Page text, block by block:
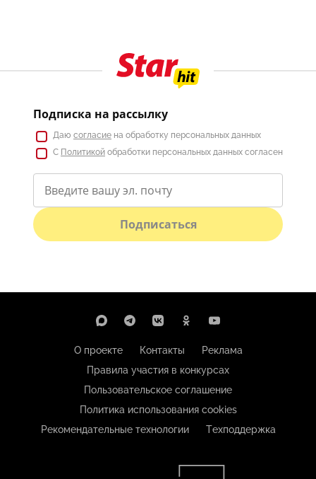
Подписка на рассылку
Даю согласие на обработку персональных данных
С Политикой обработки персональных данных согласен
Подписаться
О проекте Контакты
Реклама
Правила участия в конкурсах
Пользовательское соглашение
Политика использования cookies
Рекомендательные технологии
Техподдержка